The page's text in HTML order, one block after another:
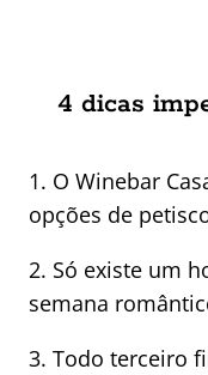
4 dicas
1. O Winebar
opções de
2. Só existe um
semana
3. Todo terceiro